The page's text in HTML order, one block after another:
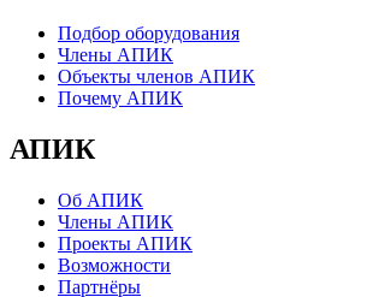
Подбор оборудования
Члены АПИК
Объекты членов АПИК
Почему АПИК
АПИК
Об АПИК
Члены АПИК
Проекты АПИК
Возможности
Партнёры